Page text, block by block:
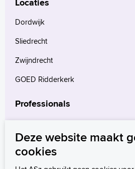
English
Français
Türkçe
Arabisch
Dordwijk
Sliedrecht
Zwijndrecht
GOED Ridderkerk
Professionals
Verwijzers
Wetenschappelijk onderzoek
Deze website maakt
cookies